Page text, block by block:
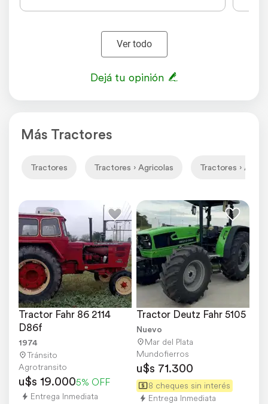
Ver todo
Dejá tu opinión
Más Tractores
Tractores Tractores › Agricolas Tractores ›
Tractor Fahr 86 2114
D86f
1974
Tránsito
Agrotransito
u$s 19.0005% OFF
Entrega Inmediata
Tractor Deutz Fahr 5105
Nuevo
Mar del Plata
Mundofierros
u$s 71.300
8 cheques sin interés
Entrega Inmediata